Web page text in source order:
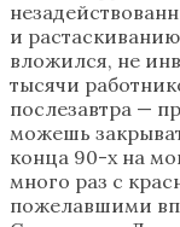
и
вложился, не
тысячи
послезавтра —
можешь
конца 90-х на
много раз с
пожелавшими